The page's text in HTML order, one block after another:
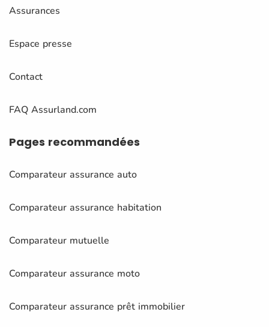
Assurances
Espace presse
Contact
FAQ Assurland.com
Pages recommandées
Comparateur assurance auto
Comparateur assurance habitation
Comparateur mutuelle
Comparateur assurance moto
Comparateur assurance prêt immobilier